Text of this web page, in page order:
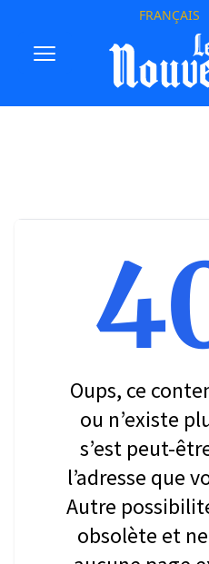
FRANÇAIS
Oups, ce
ou n’existe
s’est peut-
l’adresse que
Autre
obsolète et